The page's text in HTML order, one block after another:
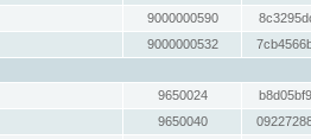
9000000590
9000000532
9650024
9650040